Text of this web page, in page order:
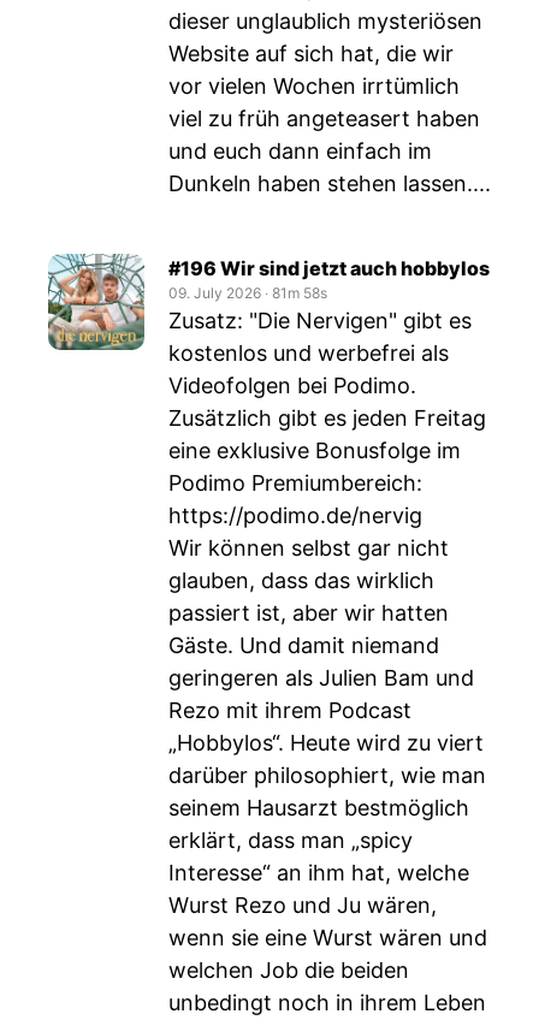
dieser unglaublich mysteriösen
Website auf sich hat, die wir
vor vielen Wochen irrtümlich
viel zu früh angeteasert haben
und euch dann einfach im
Dunkeln haben stehen lassen....
#196 Wir sind jetzt auch hobbylos
09. July 2026 ‧ 81m 58s
Zusatz: "Die Nervigen" gibt es
kostenlos und werbefrei als
Videofolgen bei Podimo.
Zusätzlich gibt es jeden Freitag
eine exklusive Bonusfolge im
Podimo Premiumbereich:
https://podimo.de/nervig
Wir können selbst gar nicht
glauben, dass das wirklich
passiert ist, aber wir hatten
Gäste. Und damit niemand
geringeren als Julien Bam und
Rezo mit ihrem Podcast
„Hobbylos“. Heute wird zu viert
darüber philosophiert, wie man
seinem Hausarzt bestmöglich
erklärt, dass man „spicy
Interesse“ an ihm hat, welche
Wurst Rezo und Ju wären,
wenn sie eine Wurst wären und
welchen Job die beiden
unbedingt noch in ihrem Leben